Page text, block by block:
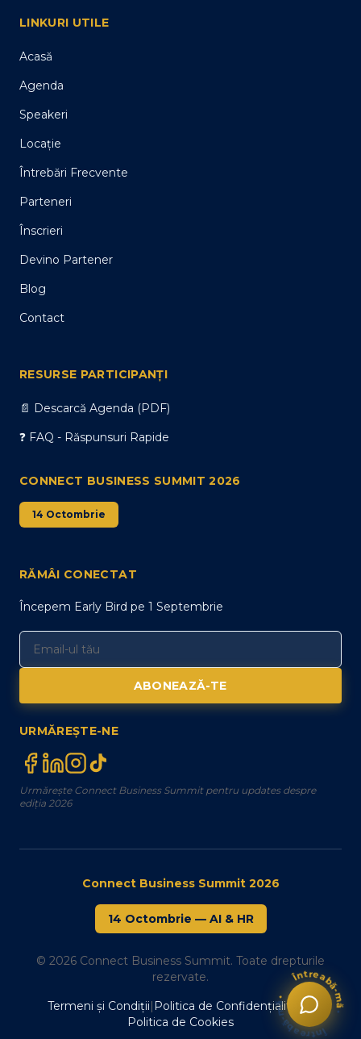
LINKURI UTILE
Acasă
Agenda
Speakeri
Locație
Întrebări Frecvente
Parteneri
Înscrieri
Devino Partener
Blog
Contact
RESURSE PARTICIPANȚI
📄 Descarcă Agenda (PDF)
❓ FAQ - Răspunsuri Rapide
CONNECT BUSINESS SUMMIT 2026
14 Octombrie
RĂMÂI CONECTAT
Începem Early Bird pe 1 Septembrie
ABONEAZĂ-TE
URMĂREȘTE-NE
Urmărește Connect Business Summit pentru updates despre
ediția 2026
Connect Business Summit 2026
14 Octombrie — AI & HR
© 2026 Connect Business Summit. Toate drepturile
rezervate.
Termeni și Condiții| Politica de Confidențialitate
Politica de Cookies
Întreabă-mă
•Întreabă-mă
•